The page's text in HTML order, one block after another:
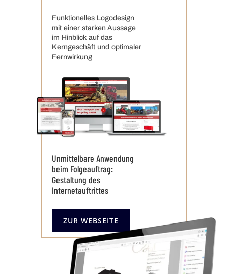
Funktionelles Logodesign
mit einer starken Aussage
im Hinblick auf das
Kerngeschäft und optimaler
Fernwirkung
Unmittelbare Anwendung
beim Folgeauftrag:
Gestaltung des
Internetauftrittes
ZUR WEBSEITE